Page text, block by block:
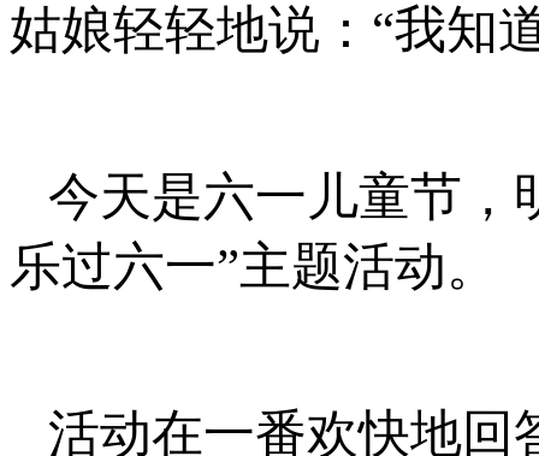
姑娘轻轻地说：“我知
今天是六一儿童节，
乐过六一”主题活动。
活动在一番欢快地回